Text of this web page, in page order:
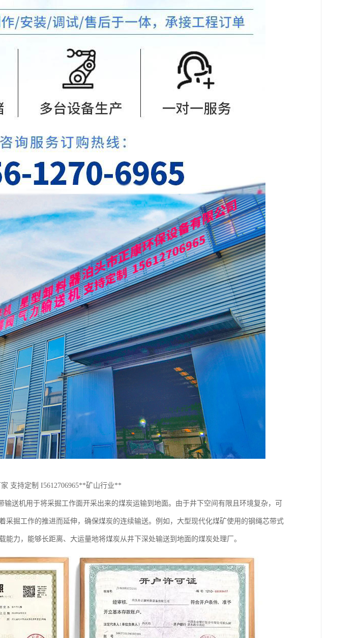
支持定制 I5612706965**矿山行业**
送机用于将采掘工作面开采出来的煤炭运输到地面。由于井下空间有限且环境复杂，可
采掘工作的推进而延伸，确保煤炭的连续输送。例如，大型现代化煤矿使用的钢绳芯带式
能力，能够长距离、大运量地将煤炭从井下深处输送到地面的煤炭处理厂。